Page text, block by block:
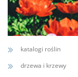
katalogi roślin
drzewa i krzewy